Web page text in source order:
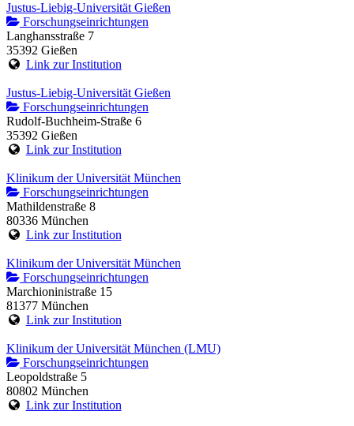
Justus-Liebig-Universität Gießen
Forschungseinrichtungen
Langhansstraße 7
35392 Gießen
Link zur Institution
Justus-Liebig-Universität Gießen
Forschungseinrichtungen
Rudolf-Buchheim-Straße 6
35392 Gießen
Link zur Institution
Klinikum der Universität München
Forschungseinrichtungen
Mathildenstraße 8
80336 München
Link zur Institution
Klinikum der Universität München
Forschungseinrichtungen
Marchioninistraße 15
81377 München
Link zur Institution
Klinikum der Universität München (LMU)
Forschungseinrichtungen
Leopoldstraße 5
80802 München
Link zur Institution